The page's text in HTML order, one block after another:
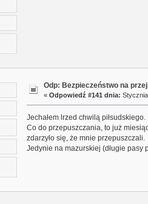
Odp: Bezpieczeństwo na
«Odpowiedź #141 dnia:
Jechałem lrzed chwilą
Co do przepuszczania, to już
zdarzyło się, że mnie przepuszczali.
Jedynie na mazurskiej (długie pasy